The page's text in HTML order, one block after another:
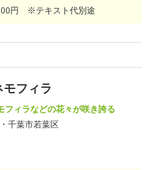
円 ※テキスト代別途
フィラ
フィラなどの花々が咲き誇る
千葉市若葉区